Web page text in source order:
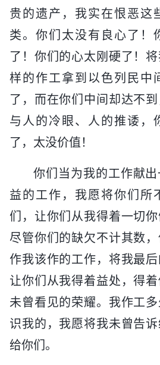
贵的遗产，我实在恨恶这
类。你们太没有良心了！
了！你们的心太刚硬了！
样的作工拿到以色列民中
了，而在你们中间却达不
与人的冷眼、人的推诿，
了，太没价值！
你们当为我的工作献
益的工作，我愿将你们所
们，让你们从我得着一切你
尽管你们的缺欠不计其数
作我该作的工作，将我最后
让你们从我得着益处，得
未曾看见的荣耀。我作工
识我的，我愿将我未曾告
给你们。